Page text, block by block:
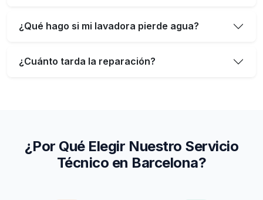
¿Qué hago si mi lavadora pierde agua?
¿Cuánto tarda la reparación?
¿Por Qué Elegir Nuestro Servicio
Técnico en Barcelona?